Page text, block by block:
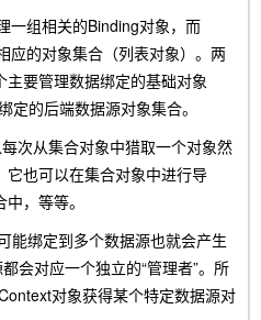
组相关的Binding对象，而
应的对象集合（列表对象）。两
要管理数据绑定的基础对象
定的后端数据源对象集合。
次从集合对象中猎取一个对象然
也可以在集合对象中进行导
，等等。
绑定到多个数据源也就会产生
会对应一个独立的“管理者”。所
对象获得某个特定数据源对